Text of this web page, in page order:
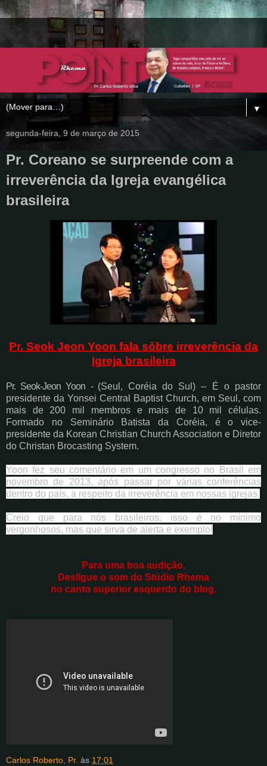
▼
segunda-feira, 9 de março de 2015
Pr. Coreano se surpreende com a
irreverência da Igreja evangélica
brasileira
Pr. Seok Jeon Yoon fala sôbre irreverência da
Igreja brasileira
Pr. Seok-Jeon Yoon - (Seul, Coréia do Sul) – É o pastor
presidente da Yonsei Central Baptist Church, em Seul, com
mais de 200 mil membros e mais de 10 mil células.
Formado no Seminário Batista da Coréia, é o vice-
presidente da Korean Christian Church Association e Diretor
do Christan Brocasting System.
Yoon fez seu comentário em um congresso no Brasil em
novembro de 2013, após passar por várias conferências
dentro do país, a respeito da irreverência em nossas igrejas.
Creio que para nós brasileiros, isso é no mínimo
vergonhosos, mas que sirva de alerta e exemplo!
Para uma boa audição,
Desligue o som do Stúdio Rhema
no canto superior esquerdo do blog.
Carlos Roberto, Pr. às 17:01